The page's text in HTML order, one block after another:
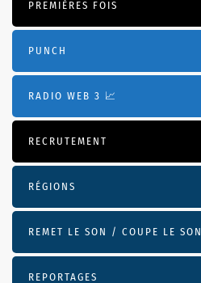
PREMIÈRES FOIS
PUNCH
RADIO WEB 3 📈
RECRUTEMENT
RÉGIONS
REMET LE SON / COUPE LE SON
REPORTAGES